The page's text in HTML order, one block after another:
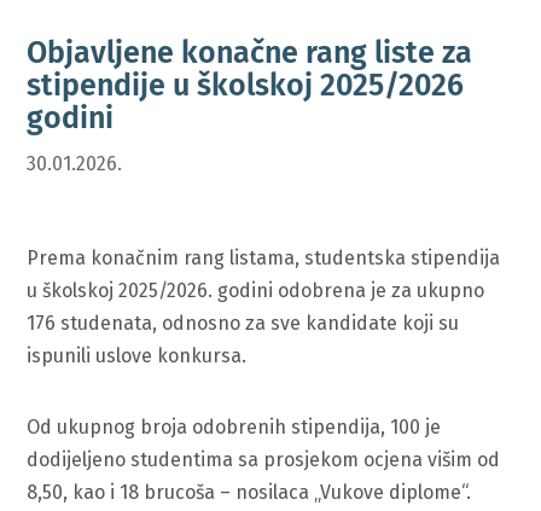
Objavljene konačne rang liste za
stipendije u školskoj 2025/2026
godini
30.01.2026.
Prema konačnim rang listama, studentska stipendija
u školskoj 2025/2026. godini odobrena je za ukupno
176 studenata, odnosno za sve kandidate koji su
ispunili uslove konkursa.
Od ukupnog broja odobrenih stipendija, 100 je
dodijeljeno studentima sa prosjekom ocjena višim od
8,50, kao i 18 brucoša – nosilaca „Vukove diplome“.